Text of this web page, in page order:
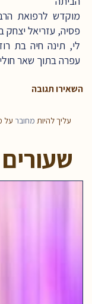
מוקדש לרפואת
פסיה, עזריאל יצחק
לי, תינה חיה בת
עפרה בתוך שאר
השאירו תגובה
עליך להיות מחובר על